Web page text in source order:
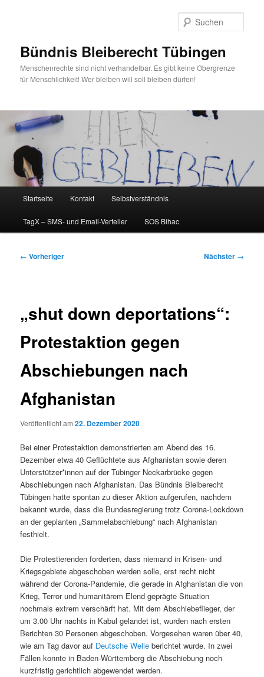
Bündnis Bleiberecht Tübingen
Menschenrechte sind nicht verhandelbar. Es gibt keine Obergrenze
für Menschlichkeit! Wer bleiben will soll bleiben dürfen!
Startseite Kontakt Selbstverständnis
TagX – SMS- und Email-Verteiler SOS Bihac
Beitragsnavigation
← Vorheriger Nächster →
„shut down deportations“:
Protestaktion gegen
Abschiebungen nach
Afghanistan
Veröffentlicht am22. Dezember 2020
Bei einer Protestaktion demonstrierten am Abend des 16.
Dezember etwa 40 Geflüchtete aus Afghanistan sowie deren
Unterstützer*innen auf der Tübinger Neckarbrücke gegen
Abschiebungen nach Afghanistan. Das Bündnis Bleiberecht
Tübingen hatte spontan zu dieser Aktion aufgerufen, nachdem
bekannt wurde, dass die Bundesregierung trotz Corona-Lockdown
an der geplanten „Sammelabschiebung“ nach Afghanistan
festhielt.
Die Protestierenden forderten, dass niemand in Krisen- und
Kriegsgebiete abgeschoben werden solle, erst recht nicht
während der Corona-Pandemie, die gerade in Afghanistan die von
Krieg, Terror und humanitärem Elend geprägte Situation
nochmals extrem verschärft hat. Mit dem Abschiebeflieger, der
um 3.00 Uhr nachts in Kabul gelandet ist, wurden nach ersten
Berichten 30 Personen abgeschoben. Vorgesehen waren über 40,
wie am Tag davor auf Deutsche Welle berichtet wurde. In zwei
Fällen konnte in Baden-Württemberg die Abschiebung noch
kurzfristig gerichtlich abgewendet werden.